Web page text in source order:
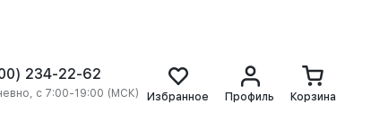
234-22-62
с 7:00-19:00 (МСК) Избранное Профиль Корзина